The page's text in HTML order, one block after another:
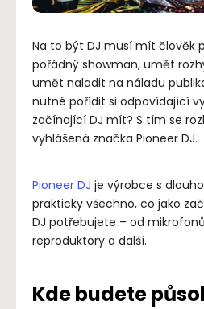
Na to být DJ musí mít člověk
pořádný showman, umět
umět naladit na náladu
nutné pořídit si odpovídající
začínající DJ mít? S tím se
vyhlášená značka Pioneer DJ.
Pioneer DJ je výrobce s
prakticky všechno, co jako
DJ potřebujete – od
reproduktory a další.
Kde budete